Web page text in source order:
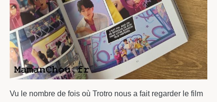
Vu le nombre de fois où Trotro nous a fait regarder le film